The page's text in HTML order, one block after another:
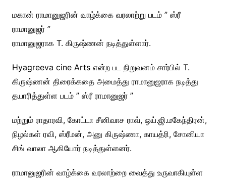
மகான் ராமானுஜரின் வாழ்க்கை வரலாற்று படம் ” ஸ்ரீ
ராமானுஜர் ”
ராமானுஜராக T. கிருஷ்ணன் நடித்துள்ளார்.
Hyagreeva cine Arts என்ற பட நிறுவனம் சார்பில் T.
கிருஷ்ணன் திரைக்கதை அமைத்து ராமானுஜராக நடித்து
தயாரித்துள்ள படம் ” ஸ்ரீ ராமானுஜர் ”
மற்றும் ராதாரவி, கோட்டா சீனிவாச ராவ், ஒய்.ஜி.மகேந்திரன்,
நிழல்கள் ரவி, ஸ்ரீமன், அனு கிருஷ்ணா, காயத்ரி, சோனியா
சிங் வாலா ஆகியோர் நடித்துள்ளனர்.
ராமானுஜரின் வாழ்க்கை வரலாற்றை வைத்து உருவாகியுள்ள